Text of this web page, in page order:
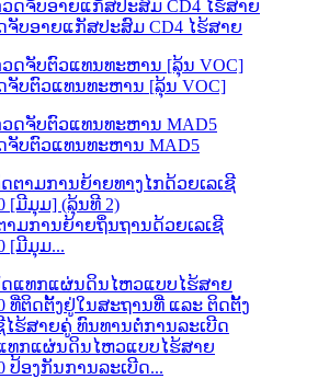
ຈັບອາຍແກັສປະສົມ CD4 ໄຮ້ສາຍ
ຈັບຕົວແທນທະຫານ [ລຸ້ນ VOC]
ຈັບຕົວແທນທະຫານ MAD5
າມການຍ້າຍຖິ່ນຖານດ້ວຍເລເຊີ
[ມີມຸມ...
ທກແຜ່ນດິນໄຫວແບບໄຮ້ສາຍ
ປ້ອງກັນການລະເບີດ...